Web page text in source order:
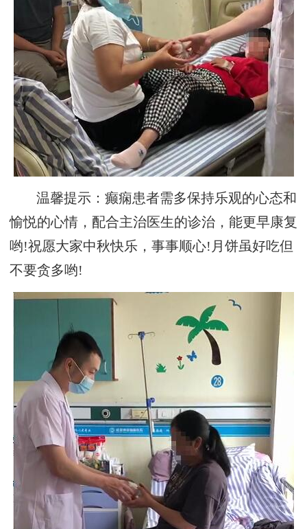
温馨提示：癫痫患者需多保持乐观的心态和
愉悦的心情，配合主治医生的诊治，能更早康复
哟!祝愿大家中秋快乐，事事顺心!月饼虽好吃但
不要贪多哟!